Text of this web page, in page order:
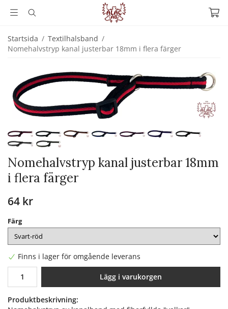
Startsida / Textilhalsband /
Nomehalvstryp kanal justerbar 18mm i flera färger
Nomehalvstryp kanal justerbar 18mm
i flera färger
64 kr
Färg
Finns i lager för omgående leverans
Lägg i varukorgen
Produktbeskrivning: